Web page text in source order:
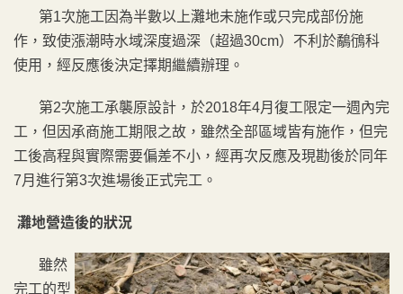
第1次施工因為半數以上灘地未施作或只完成部份施
作，致使漲潮時水域深度過深（超過30cm）不利於鷸鴴科
使用，經反應後決定擇期繼續辦理。
第2次施工承襲原設計，於2018年4月復工限定一週內完
工，但因承商施工期限之故，雖然全部區域皆有施作，但完
工後高程與實際需要偏差不小，經再次反應及現勘後於同年
7月進行第3次進場後正式完工。
灘地營造後的狀況
雖然
完工的型